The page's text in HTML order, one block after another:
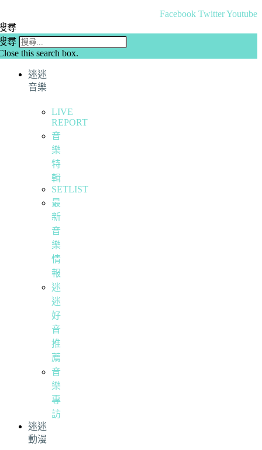
Facebook TwitterYoutube
尋
尋
this search box.
迷迷
音樂
LIVE
REPORT
音
樂
特
輯
SETLIST
最
新
音
樂
情
報
迷
迷
好
音
推
薦
音
樂
專
訪
迷迷
動漫